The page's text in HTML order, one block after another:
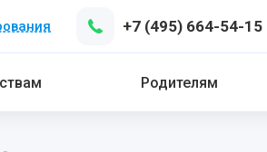
+7 (495) 664-54-15
Родителям